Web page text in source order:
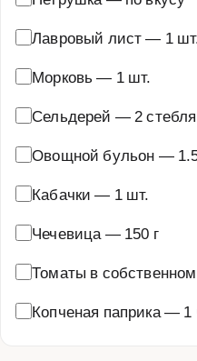
Лавровый лист— 1
Морковь — 1 шт.
Сельдерей — 2 стебля
Овощной бульон —
Кабачки — 1 шт.
Чечевица — 150 г
Томаты в
Копченая паприка— 1